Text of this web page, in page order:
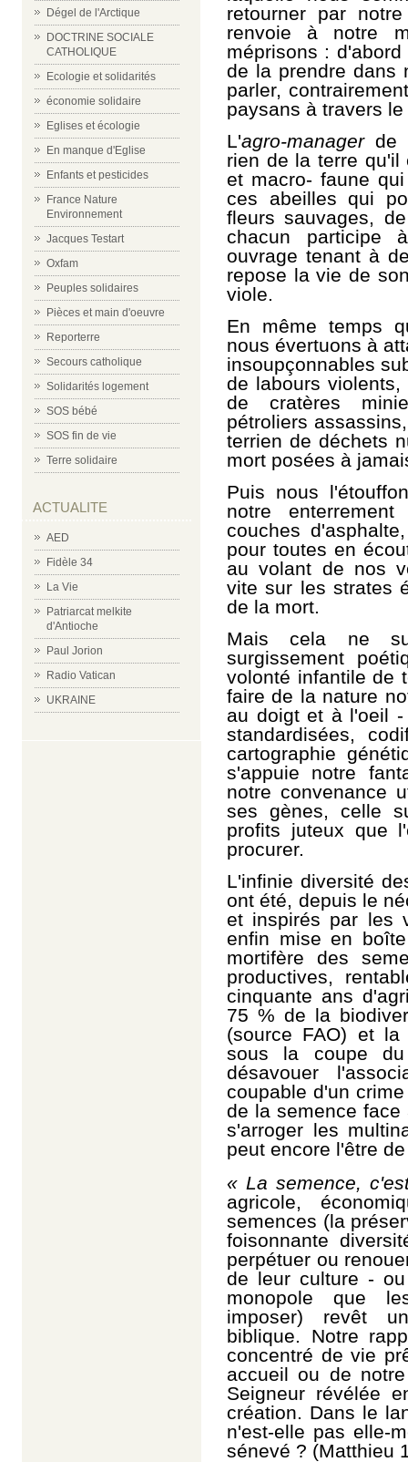
Dégel de l'Arctique
DOCTRINE SOCIALE
CATHOLIQUE
Ecologie et solidarités
économie solidaire
Eglises et écologie
En manque d'Eglise
Enfants et pesticides
France Nature
Environnement
Jacques Testart
Oxfam
Peuples solidaires
Pièces et main d'oeuvre
Reporterre
Secours catholique
Solidarités logement
SOS bébé
SOS fin de vie
Terre solidaire
ACTUALITE
AED
Fidèle 34
La Vie
Patriarcat melkite
d'Antioche
Paul Jorion
Radio Vatican
UKRAINE
retourner par
renvoie à notre
méprisons :
de la prendre dans
parler,
paysans à travers
L'agro-managerde
rien de la terre qu'il
et macro- faune
ces abeilles qui
fleurs sauvages,
chacun participe
ouvrage tenant à
repose la vie de
viole.
En même temps
nous évertuons à
insoupçonnables
de labours
de cratères
pétroliers
terrien de déchets
mort posées à
Puis nous
notre
couches
pour toutes en
au volant de nos
vite sur les strates
de la mort.
Mais cela ne
surgissement
volonté infantile de
faire de la nature
au doigt et à l'oeil
standardisées,
cartographie
s'appuie notre
notre convenance
ses gènes, celle
profits juteux que
procurer.
L'infinie diversité
ont été, depuis le
et inspirés par les
enfin mise en
mortifère des
productives,
cinquante ans
75 % de la
(source FAO) et la
sous la coupe
désavouer
coupable d'un
de la semence
s'arroger les
peut encore l'être
« La semence,
agricole,
semences (la
foisonnante
perpétuer ou
de leur culture -
monopole que
imposer) revêt
biblique. Notre
concentré de vie
accueil ou de
Seigneur révélée
création. Dans le
n'est-elle pas elle-
sénevé ? (Matthieu